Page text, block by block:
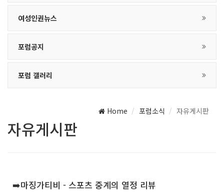
여성인권뉴스
포럼공지
포럼 갤러리
Home 포럼소식 자유게시판
자유게시판
➡️마징가티비 - 스포츠 중계의 열정 리뷰